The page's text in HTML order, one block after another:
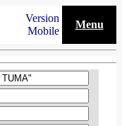
Version
Mobile
Menu